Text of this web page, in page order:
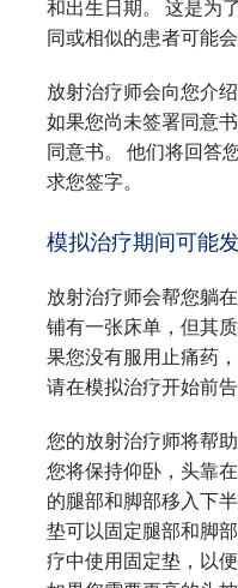
和出生日期。 这是为
同或相似的患者可能
放射治疗师会向您介
如果您尚未签署同意
同意书。 他们将回答
求您签字。
模拟治疗期间可能
放射治疗师会帮您躺
铺有一张床单，但其
果您没有服用止痛药
请在模拟治疗开始前
您的放射治疗师将帮
您将保持仰卧，头靠
的腿部和脚部移入下
垫可以固定腿部和脚
疗中使用固定垫，以